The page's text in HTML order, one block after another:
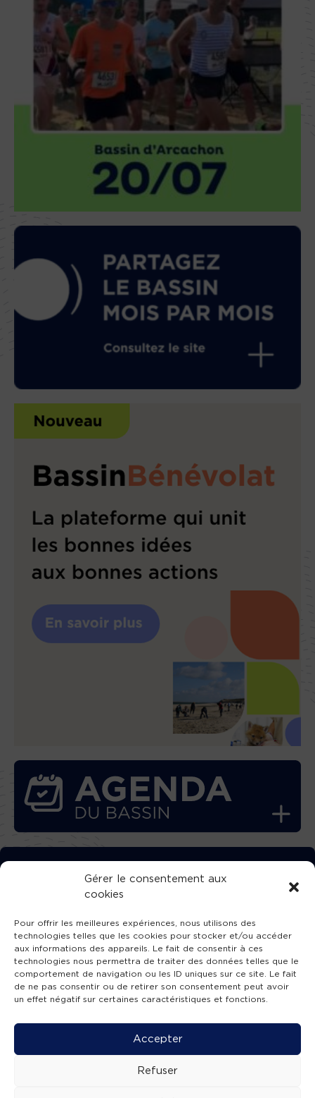
Gérer le consentement aux
cookies
Pour offrir les meilleures expériences, nous utilisons des
technologies telles que les cookies pour stocker et/ou accéder
aux informations des appareils. Le fait de consentir à ces
technologies nous permettra de traiter des données telles que le
comportement de navigation ou les ID uniques sur ce site. Le fait
de ne pas consentir ou de retirer son consentement peut avoir
un effet négatif sur certaines caractéristiques et fonctions.
Accepter
Refuser
TÉLÉCHARGEZ GRATUITEMENT
L’APPLICATION TVBA !
SUIVEZ-NOUS !
Mentions légales -Accessibilité